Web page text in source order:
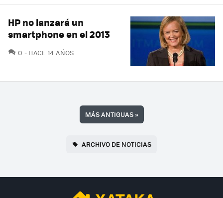
HP no lanzará un
smartphone en el 2013
0 COMENTARIOS
HACE 14 AÑOS
MÁS ANTIGUAS»
ARCHIVO DE NOTICIAS